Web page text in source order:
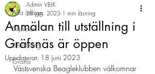
Alla inlägg
Nyheter
Utställning
Grattis
Anmälan till utställning i
Gräfsnäs är öppen
Admin VBIK
28 jan. 2023 1 min läsning
Uppdaterat: 18 juni 2023
Västsvenska Beagleklubben välkomnar